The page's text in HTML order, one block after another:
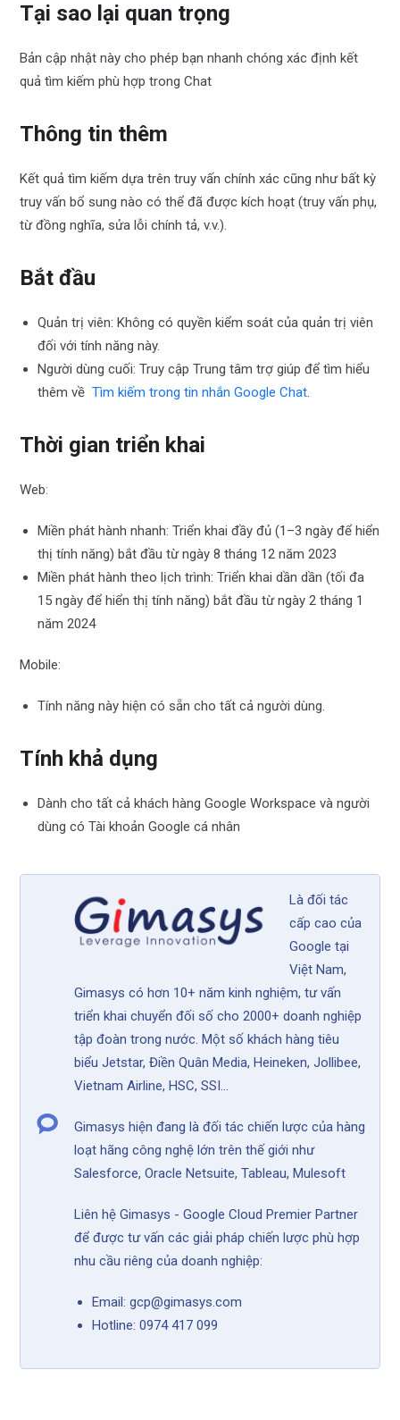
Tại sao lại quan trọng
Bản cập nhật này cho phép bạn nhanh chóng xác định kết
quả tìm kiếm phù hợp trong Chat
Thông tin thêm
Kết quả tìm kiếm dựa trên truy vấn chính xác cũng như bất kỳ
truy vấn bổ sung nào có thể đã được kích hoạt (truy vấn phụ,
từ đồng nghĩa, sửa lỗi chính tả, v.v.).
Bắt đầu
Quản trị viên: Không có quyền kiểm soát của quản trị viên
đối với tính năng này.
Người dùng cuối: Truy cập Trung tâm trợ giúp để tìm hiểu
thêm vềTìm kiếm trong tin nhắn Google Chat.
Thời gian triển khai
Web:
Miền phát hành nhanh: Triển khai đầy đủ (1–3 ngày để hiển
thị tính năng) bắt đầu từ ngày 8 tháng 12 năm 2023
Miền phát hành theo lịch trình: Triển khai dần dần (tối đa
15 ngày để hiển thị tính năng) bắt đầu từ ngày 2 tháng 1
năm 2024
Mobile:
Tính năng này hiện có sẵn cho tất cả người dùng.
Tính khả dụng
Dành cho tất cả khách hàng Google Workspace và người
dùng có Tài khoản Google cá nhân
Là đối tác
cấp cao của
Google tại
Việt Nam,
Gimasys có hơn 10+ năm kinh nghiệm, tư vấn
triển khai chuyển đối số cho 2000+ doanh nghiệp
tập đoàn trong nước. Một số khách hàng tiêu
biểu Jetstar, Điền Quân Media, Heineken, Jollibee,
Vietnam Airline, HSC, SSI...
Gimasys hiện đang là đối tác chiến lược của hàng
loạt hãng công nghệ lớn trên thế giới như
Salesforce, Oracle Netsuite, Tableau, Mulesoft
Liên hệ Gimasys - Google Cloud Premier Partner
để được tư vấn các giải pháp chiến lược phù hợp
nhu cầu riêng của doanh nghiệp:
Email: gcp@gimasys.com
Hotline: 0974 417 099